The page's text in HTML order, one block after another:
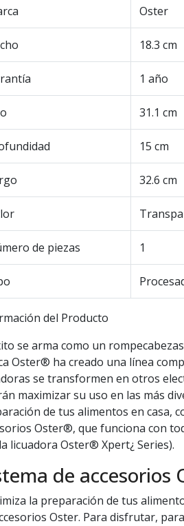
Oster
18.3 cm
1 año
31.1 cm
15 cm
32.6 cm
de piezas 1
del Producto
se arma como un
Oster® ha creado una línea
se transformen en otros
maximizar su uso en las más
de tus alimentos en casa,
Oster®, que funciona con
licuadora Oster® Xpert¿ Series).
de accesorios
la preparación de tus
Oster. Para disfrutar,